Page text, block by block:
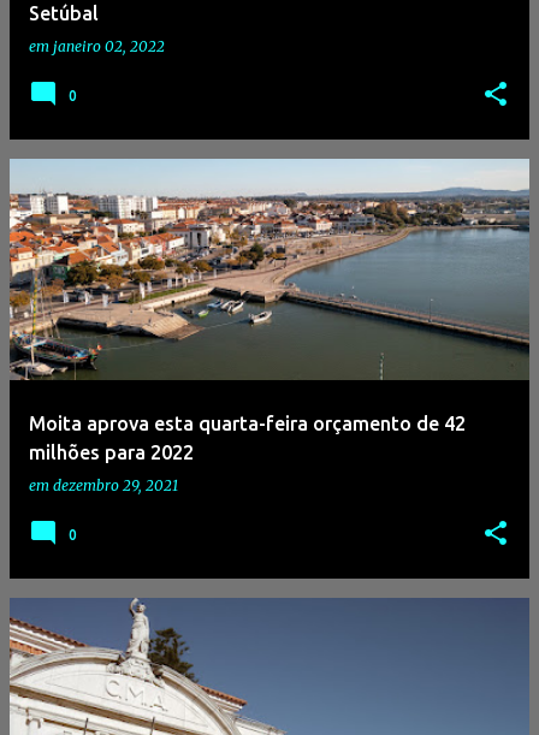
Setúbal
em janeiro 02, 2022
0
Moita aprova esta quarta-feira orçamento de 42
milhões para 2022
em dezembro 29, 2021
0